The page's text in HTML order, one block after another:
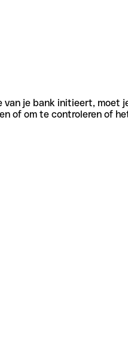
je bank initieert,
of om te controleren of